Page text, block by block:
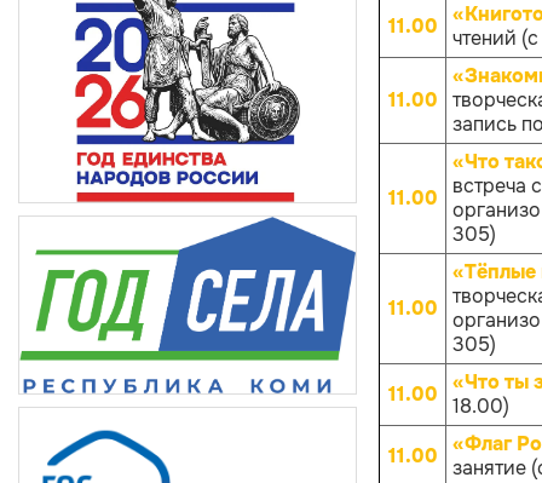
11.00
чтений
11.00
запись
11.00
«Что
встреча
305)
11.00
«Тёплые
305)
11.00
«Что ты
18.00)
11.00
«Флаг
занятие